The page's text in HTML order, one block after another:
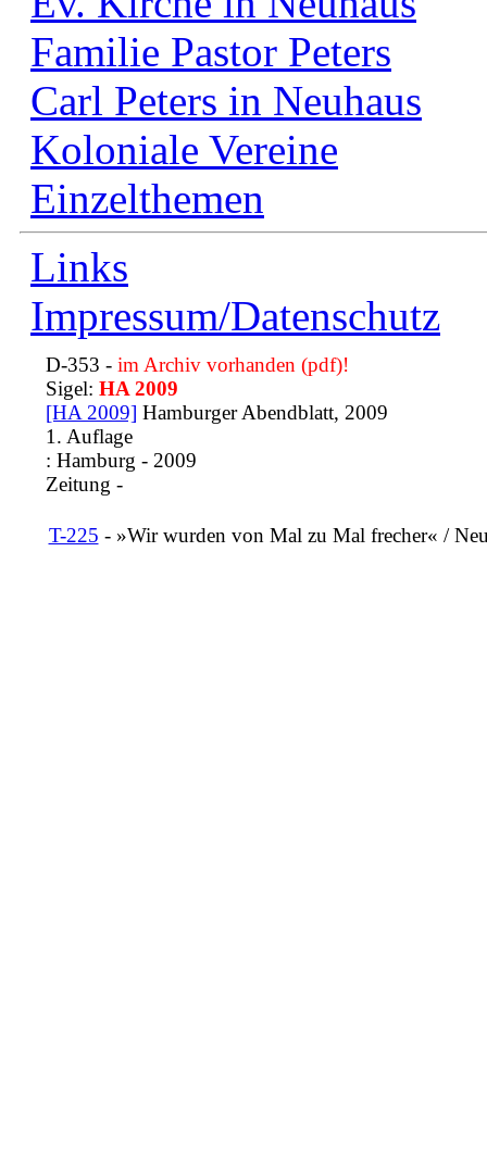
Familie Pastor Peters
Carl Peters in Neuhaus
Koloniale Vereine
Einzelthemen
Links
Impressum/Datenschutz
D-353 - im Archiv vorhanden (pdf)!
Sigel: HA 2009
[HA 2009] Hamburger Abendblatt, 2009
1. Auflage
: Hamburg - 2009
Zeitung -
T-225 - »Wir wurden von Mal zu Mal frecher« /